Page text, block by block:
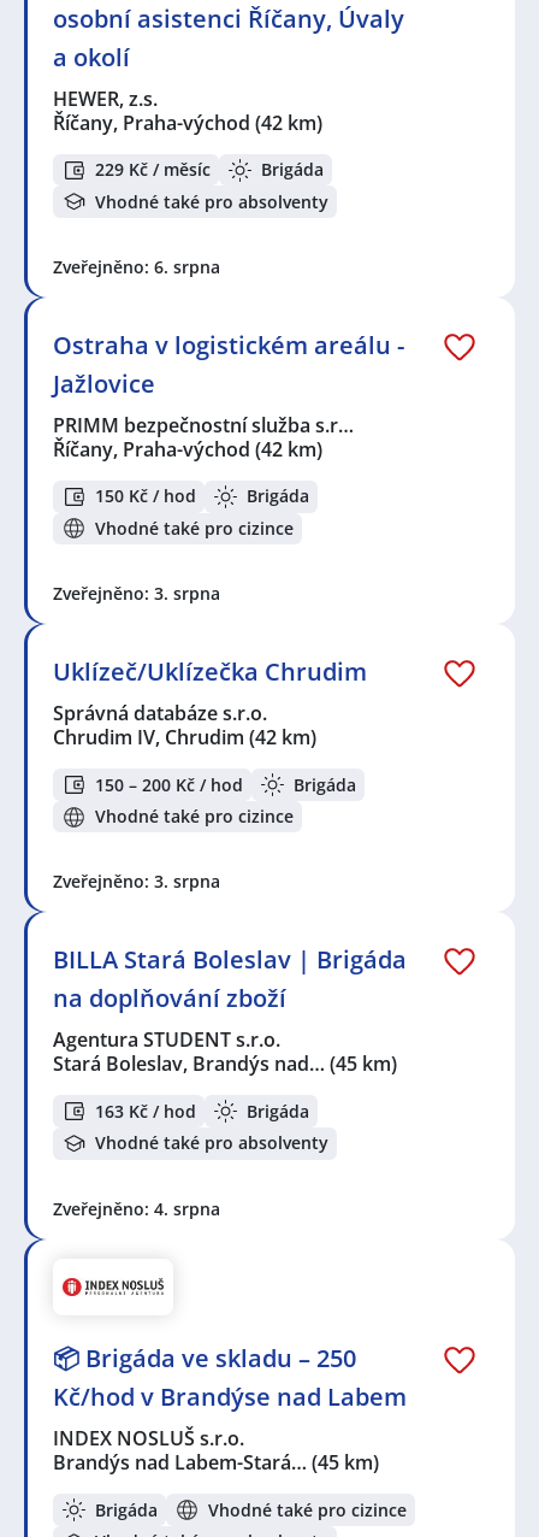
osobní asistenci Říčany, Úvaly
a okolí
HEWER, z.s.
Říčany, Praha-východ (42 km)
229 Kč / měsíc
Brigáda
Vhodné také pro absolventy
Zveřejněno: 6. srpna
Ostraha v logistickém areálu -
Jažlovice
PRIMM bezpečnostní služba s.r…
Říčany, Praha-východ (42 km)
150 Kč / hod
Brigáda
Vhodné také pro cizince
Zveřejněno: 3. srpna
Uklízeč/Uklízečka Chrudim
Správná databáze s.r.o.
Chrudim IV, Chrudim (42 km)
150 – 200 Kč / hod
Brigáda
Vhodné také pro cizince
Zveřejněno: 3. srpna
BILLA Stará Boleslav | Brigáda
na doplňování zboží
Agentura STUDENT s.r.o.
Stará Boleslav, Brandýs nad… (45 km)
163 Kč / hod
Brigáda
Vhodné také pro absolventy
Zveřejněno: 4. srpna
📦 Brigáda ve skladu – 250
Kč/hod v Brandýse nad Labem
INDEX NOSLUŠ s.r.o.
Brandýs nad Labem-Stará… (45 km)
Brigáda
Vhodné také pro cizince